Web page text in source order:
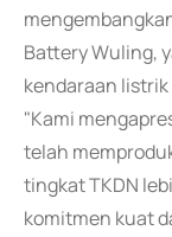
Battery Wuling,
kendaraan
"Kami
telah
tingkat TKDN
komitmen kuat